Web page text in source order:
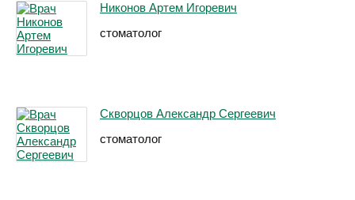
Никонов Артем Игоревич
стоматолог
Скворцов Александр Сергеевич
стоматолог